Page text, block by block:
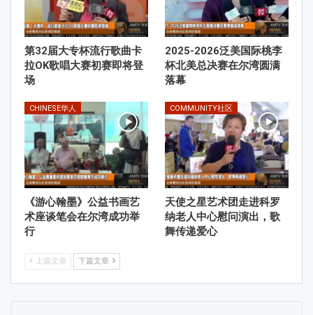
第32届大专杯流行歌曲卡
拉OK歌唱大赛初赛即将登
场
2025-2026泛美国际桃李
杯北美总决赛在尔湾圆满
落幕
CHINESE华人
《游心翰墨》公益书画艺
术座谈笔会在尔湾成功举
行
COMMUNITY社区
天使之星艺术团走进科罗
纳老人中心慰问演出，歌
舞传递爱心
上篇文章 下篇文章